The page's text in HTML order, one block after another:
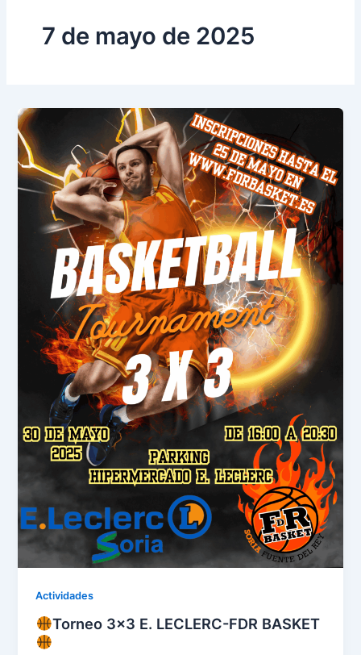
7 de mayo de 2025
Actividades
Torneo 3×3 E. LECLERC-FDR BASKET